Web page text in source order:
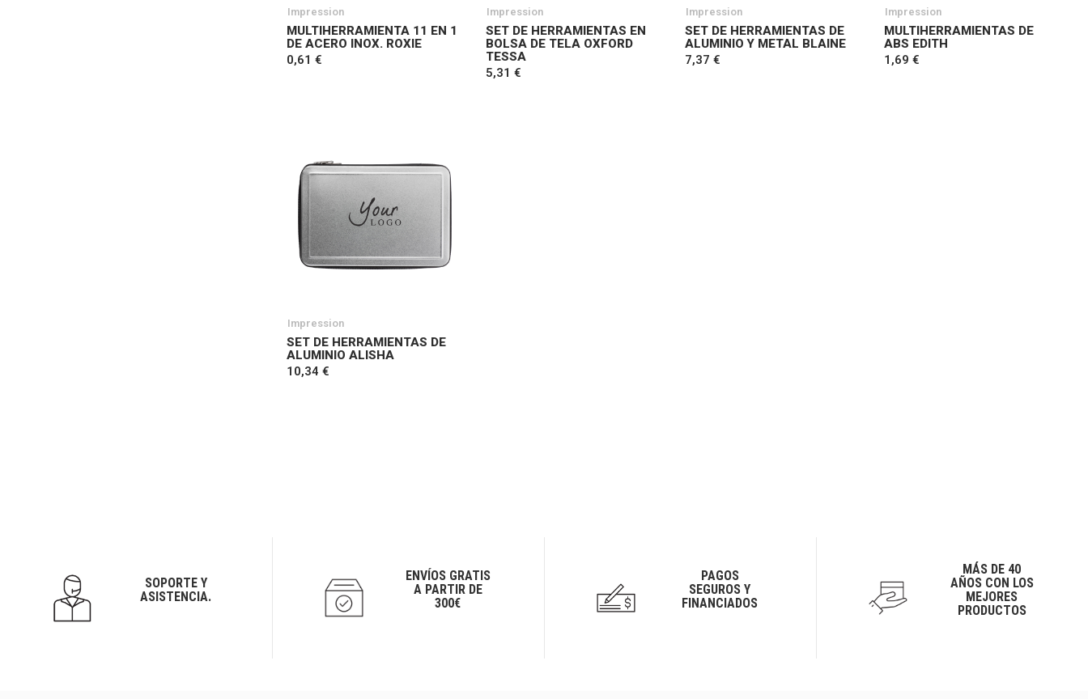
Impression
MULTIHERRAMIENTA 11 EN 1
DE ACERO INOX. ROXIE
0,61 €
Impression
SET DE HERRAMIENTAS EN
BOLSA DE TELA OXFORD
TESSA
5,31 €
Impression
SET DE HERRAMIENTAS DE
ALUMINIO Y METAL BLAINE
7,37 €
Impression
MULTIHERRAMIENTAS DE
ABS EDITH
1,69 €
Impression
SET DE HERRAMIENTAS DE
ALUMINIO ALISHA
10,34 €
SOPORTE Y
ASISTENCIA.
ENVÍOS GRATIS
A PARTIR DE
300€
PAGOS
SEGUROS Y
FINANCIADOS
MÁS DE 40
AÑOS CON LOS
MEJORES
PRODUCTOS